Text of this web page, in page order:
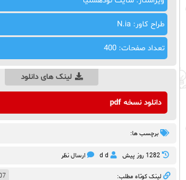
طراح کاور: N.ia
تعداد صفحات: 400
لینک های دانلود
دانلود نسخه pdf
برچسب ها:
1282 روز پيش d d ارسال نظر
لینک کوتاه مطلب: